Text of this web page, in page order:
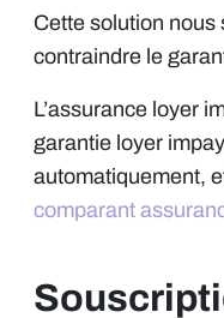
Cette solution nous
contraindre le
L’assurance loyer
garantie loyer
automatiquement,
comparant